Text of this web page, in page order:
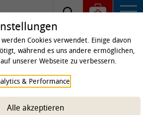
Cookies verwendet. Einige davon
während es uns andere ermöglichen,
unserer Webseite zu verbessern.
& Performance
Alle akzeptieren